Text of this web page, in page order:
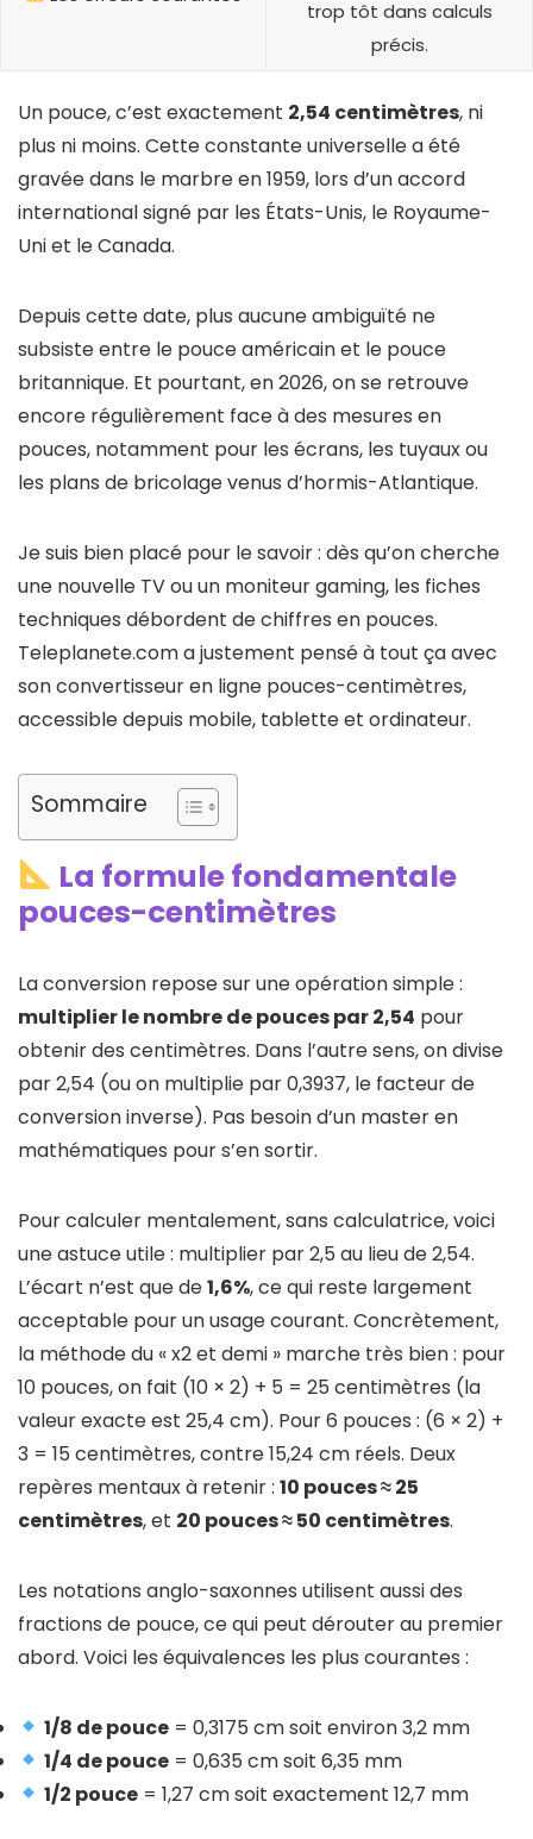
trop tôt dans calculs
précis.
Un pouce, c’est exactement 2,54 centimètres, ni
plus ni moins. Cette constante universelle a été
gravée dans le marbre en 1959, lors d’un accord
international signé par les États-Unis, le Royaume-
Uni et le Canada.
Depuis cette date, plus aucune ambiguïté ne
subsiste entre le pouce américain et le pouce
britannique. Et pourtant, en 2026, on se retrouve
encore régulièrement face à des mesures en
pouces, notamment pour les écrans, les tuyaux ou
les plans de bricolage venus d’hormis-Atlantique.
Je suis bien placé pour le savoir : dès qu’on cherche
une nouvelle TV ou un moniteur gaming, les fiches
techniques débordent de chiffres en pouces.
Teleplanete.com a justement pensé à tout ça avec
son convertisseur en ligne pouces-centimètres,
accessible depuis mobile, tablette et ordinateur.
Sommaire
La formule fondamentale
pouces-centimètres
La conversion repose sur une opération simple :
multiplier le nombre de pouces par 2,54 pour
obtenir des centimètres. Dans l’autre sens, on divise
par 2,54 (ou on multiplie par 0,3937, le facteur de
conversion inverse). Pas besoin d’un master en
mathématiques pour s’en sortir.
Pour calculer mentalement, sans calculatrice, voici
une astuce utile : multiplier par 2,5 au lieu de 2,54.
L’écart n’est que de1,6%, ce qui reste largement
acceptable pour un usage courant. Concrètement,
la méthode du « x2 et demi » marche très bien : pour
10 pouces, on fait (10 × 2) + 5 = 25 centimètres (la
valeur exacte est 25,4 cm). Pour 6 pouces : (6 × 2) +
3 = 15 centimètres, contre 15,24 cm réels. Deux
repères mentaux à retenir : 10 pouces ≈ 25
centimètres, et 20 pouces ≈ 50 centimètres.
Les notations anglo-saxonnes utilisent aussi des
fractions de pouce, ce qui peut dérouter au premier
abord. Voici les équivalences les plus courantes :
1/8 de pouce = 0,3175 cm soit environ 3,2 mm
1/4 de pouce = 0,635 cm soit 6,35 mm
1/2 pouce = 1,27 cm soit exactement 12,7 mm